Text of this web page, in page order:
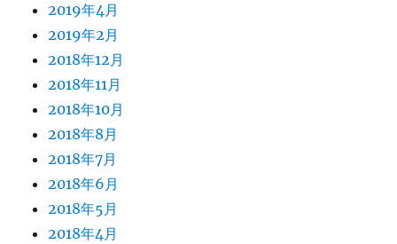
2019年4月
2019年2月
2018年12月
2018年11月
2018年10月
2018年8月
2018年7月
2018年6月
2018年5月
2018年4月